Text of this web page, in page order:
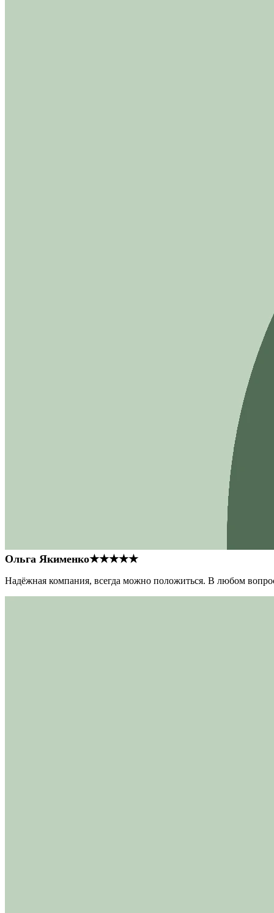
Ольга Якименко★★★★★
Надёжная компания, всегда можно положиться. В любом